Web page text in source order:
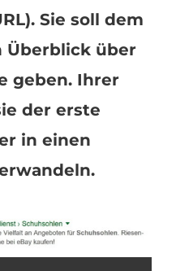
Sie soll dem
Überblick über
geben. Ihrer
der erste
in einen